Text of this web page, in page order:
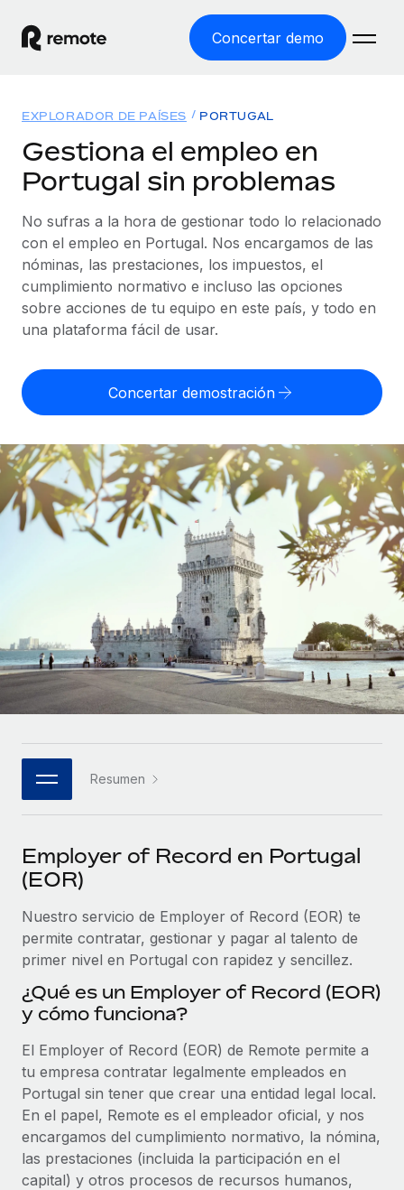
Concertar demo
EMPLEO GLOBAL
Nómina global
Gestiona las nóminas de forma sencilla y conforme a la
legalidad.
Employer of Record
Expándete en todo el mundo sin gastar en entidades.
cumpliendo la normativa.
Integra y gestiona a autónomos globalmente.
PEO
Externaliza tareas laborales complejas.
Conexión Remote
Integra los RR. HH. en tus flujos de trabajo sin
complicaciones.
Plataforma
Funciones esenciales de RR. HH. integradas para tu
Conectar
Conecta cualquier herramienta de IA con Remote
Optimiza los procesos con herramientas empresariales
esenciales.
SERVICIOS
Pregunta a un experto
Obtén ayuda de gente experta en RR. HH. globales
y cumplimiento normativo.
Comprobaciones de antecedentes
Simplifica los procesos de cribado de candidatos.
Cumplimiento normativo
Adelántate a los riesgos de cumplimiento
normativo.
Soluciones
COBERTURA MUNDIAL
Explorador de países
Consulta el soporte del empleo global según el país.
Explorador estatal de EE. UU.
Simplifica la contratación en todos los estados de EE.
Comparador de Remote
Compáranos con otras empresas.
ETAPAS DE CRECIMIENTO
Startups
Soluciones ágiles de RR. HH. globales y nóminas para
empresas en crecimiento.
Amplía tu equipo con soluciones de RR. HH.
personalizadas.
Empresa
RR. HH. globales para grandes empresas.
ASOCIARSE
Socios tecnológicos estratégicos
Integra la gestión de los RR. HH. globales en tu
Asociarse
Descubre oportunidades de colaborar con nosotros.
Remote Build
Próximamente
Consultoría de integraciones y automatización con IA.
CASOS PRÁCTICOS
Recursos
HERRAMIENTAS Y CALCULADORAS
Calculadora del riesgo de clasificación errónea
Consulta el riesgo de clasificación errónea por país.
cualquier país.
Descubre opciones de divisas y tiempos de pago para
autónomos globales.
APRENDIZAJE CON REMOTE
Glosario de RR. HH.
Listas de verificación y plantillas
Biblioteca de descripciones de puestos
Webinarios
Información sobre salarios y talento
Obtén ayuda
Nómina global
EOR y PEO
Contractor Management
Impuestos
Precios
English
Nederlands
Français
Deutsch
Português (Portugal)
한국어
中文（简体）
EXPLORADOR DE PAÍSES PORTUGAL
Gestiona el empleo en
Portugal sin problemas
No sufras a la hora de gestionar todo lo relacionado
con el empleo en Portugal. Nos encargamos de las
nóminas, las prestaciones, los impuestos, el
cumplimiento normativo e incluso las opciones
sobre acciones de tu equipo en este país, y todo en
una plataforma fácil de usar.
Concertar demostración
Resumen
Employer of Record en Portugal
(EOR)
Nuestro servicio de Employer of Record (EOR) te
permite contratar, gestionar y pagar al talento de
primer nivel en Portugal con rapidez y sencillez.
¿Qué es un Employer of Record (EOR)
y cómo funciona?
El Employer of Record (EOR) de Remote permite a
tu empresa contratar legalmente empleados en
Portugal sin tener que crear una entidad legal local.
En el papel, Remote es el empleador oficial, y nos
encargamos del cumplimiento normativo, la nómina,
las prestaciones (incluida la participación en el
capital) y otros procesos de recursos humanos,